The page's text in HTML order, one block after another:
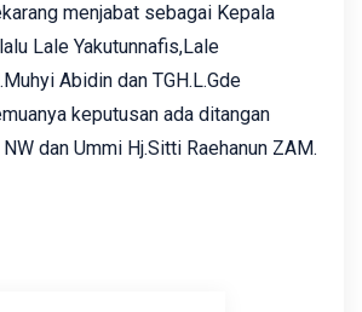
menjabat sebagai Kepala
Lale Yakutunnafis,Lale
Abidin dan TGH.L.Gde
keputusan ada ditangan
dan Ummi Hj.Sitti Raehanun ZAM.